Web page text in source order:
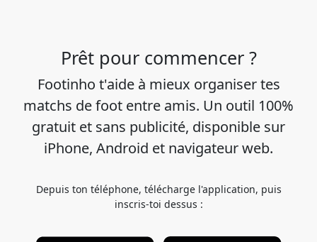
Prêt pour commencer ?
Footinho t'aide à mieux organiser tes
matchs de foot entre amis. Un outil 100%
gratuit et sans publicité, disponible sur
iPhone, Android et navigateur web.
Depuis ton téléphone, télécharge l'application, puis
inscris-toi dessus :